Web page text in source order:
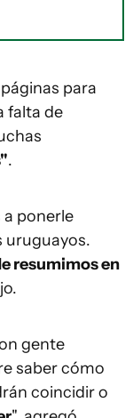
para
falta de
.
a ponerle
uruguayos.
resumimos en
gente
saber cómo
coincidir o